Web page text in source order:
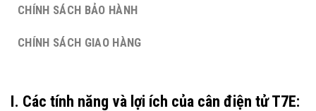
CHÍNH SÁCH BẢO HÀNH
CHÍNH SÁCH GIAO HÀNG
I. Các tính năng và lợi ích của cân điện tử T7E: